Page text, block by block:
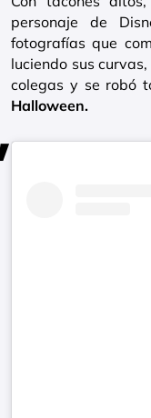
personaje de
fotografías que
luciendo sus
colegas y se robó
Halloween.